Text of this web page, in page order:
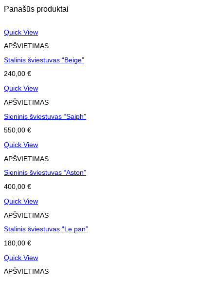
Panašūs produktai
Quick View
APŠVIETIMAS
Stalinis šviestuvas “Beige”
240,00 €
Quick View
APŠVIETIMAS
Sieninis šviestuvas “Saiph”
550,00 €
Quick View
APŠVIETIMAS
Sieninis šviestuvas “Aston”
400,00 €
Quick View
APŠVIETIMAS
Stalinis šviestuvas “Le pan”
180,00 €
Quick View
APŠVIETIMAS